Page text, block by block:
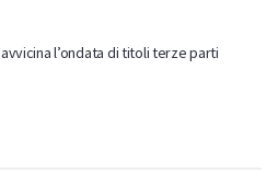
l’ondata di titoli terze parti